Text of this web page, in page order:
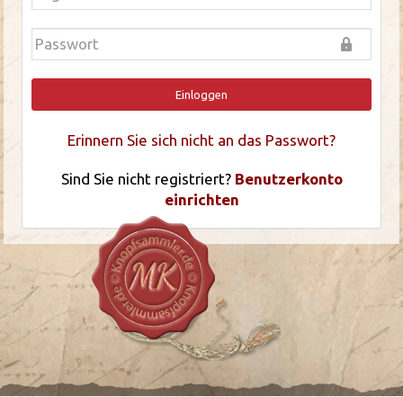
Einloggen
Erinnern Sie sich nicht an das Passwort?
Sind Sie nicht registriert? Benutzerkonto
einrichten